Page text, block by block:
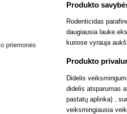
priemonės
Produkto
Rodenticidas
daugiausia
kuriose vyrauja
Produkto
Didelis
didelis atsparumas
pastatų aplinka) ,
veiksmingiausia